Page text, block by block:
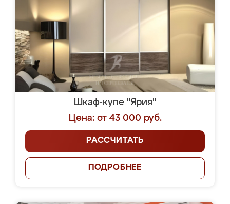
Шкаф-купе "Ярия"
Цена: от 43 000 руб.
РАССЧИТАТЬ
ПОДРОБНЕЕ